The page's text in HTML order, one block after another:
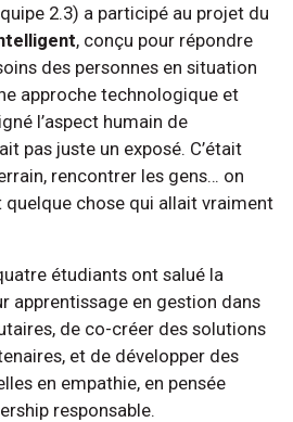
2.3) a participé au projet du
, conçu pour répondre
des personnes en situation
approche technologique et
l’aspect humain de
pas juste un exposé. C’était
rencontrer les gens… on
quelque chose qui allait vraiment
étudiants ont salué la
apprentissage en gestion dans
de co-créer des solutions
et de développer des
en empathie, en pensée
responsable.